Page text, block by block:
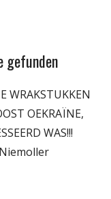
gefunden
WRAKSTUKKEN
OEKRAÏNE,
WAS!!!